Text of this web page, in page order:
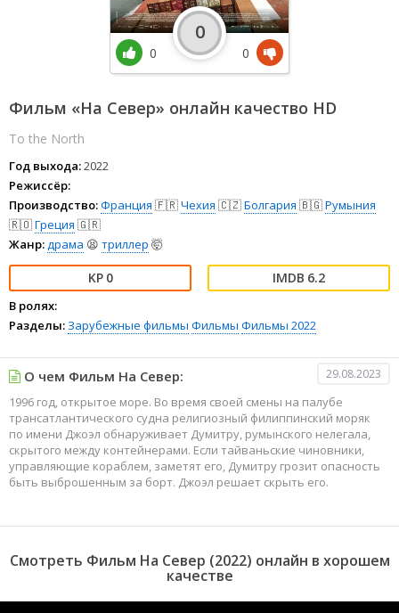
Фильм «На Север» онлайн качество HD
To the North
Год выхода:2022
Режиссёр:
Производство:Франция 🇫🇷Чехия 🇨🇿Болгария 🇧🇬Румыния
🇷🇴Греция 🇬🇷
Жанр:драма 😫 триллер 🤯
0 6.2
В ролях:
Разделы: Зарубежные фильмы Фильмы Фильмы 2022
0
0
0
О чем Фильм На Север: 29.08.2023
1996 год, открытое море. Во время своей смены на палубе
трансатлантического судна религиозный филиппинский моряк
по имени Джоэл обнаруживает Думитру, румынского нелегала,
скрытого между контейнерами. Если тайваньские чиновники,
управляющие кораблем, заметят его, Думитру грозит опасность
быть выброшенным за борт. Джоэл решает скрыть его.
Смотреть Фильм На Север (2022) онлайн в хорошем
качестве